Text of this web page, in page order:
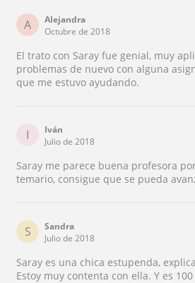
A
Alejandra
Octubre de 2018
El trato con Saray fue genial, muy
problemas de nuevo con alguna
que me estuvo ayudando.
I
Iván
Julio de 2018
Saray me parece buena profesora
temario, consigue que se pueda
S
Sandra
Julio de 2018
Saray es una chica estupenda,
Estoy muy contenta con ella. Y es